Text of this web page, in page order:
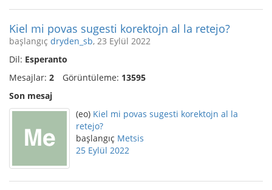
Kiel mi povas sugesti korektojn al la retejo?
başlangıç dryden_sb, 23 Eylül 2022
Dil: Esperanto
Mesajlar: 2 Görüntüleme: 13595
Son mesaj
(eo) Kiel mi povas sugesti korektojn al la
retejo?
başlangıç Metsis
25 Eylül 2022